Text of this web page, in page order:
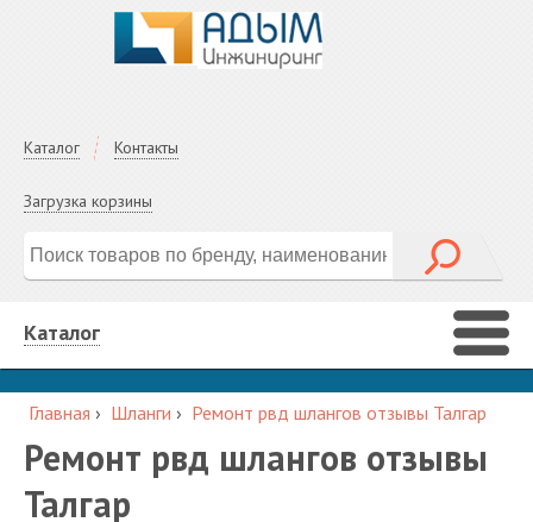
Каталог Контакты
Загрузка корзины
Каталог
Главная › Шланги › Ремонт рвд шлангов отзывы Талгар
Ремонт рвд шлангов отзывы
Талгар